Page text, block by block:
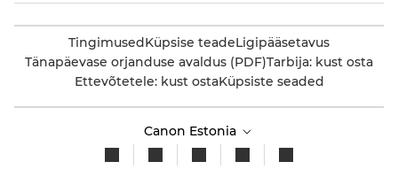
TingimusedKüpsise teadeLigipääsetavus
Tänapäevase orjanduse avaldus (PDF)Tarbija: kust osta
Ettevõtetele: kust ostaKüpsiste seaded
Canon Estonia